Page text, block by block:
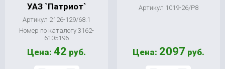
УАЗ `Патриот`
Артикул 2126-129/68.1
Номер по каталогу 3162-
6105196
Цена:42 руб.
Артикул 1019-26/Р8
Цена: 2097 руб.